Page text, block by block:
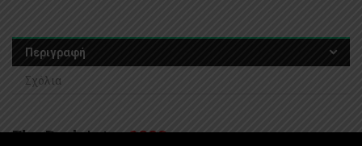
o
Περιγραφή
Σχόλια
Elm DarkIntra9323